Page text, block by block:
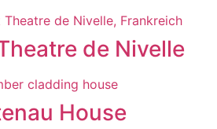
de Nivelle
House